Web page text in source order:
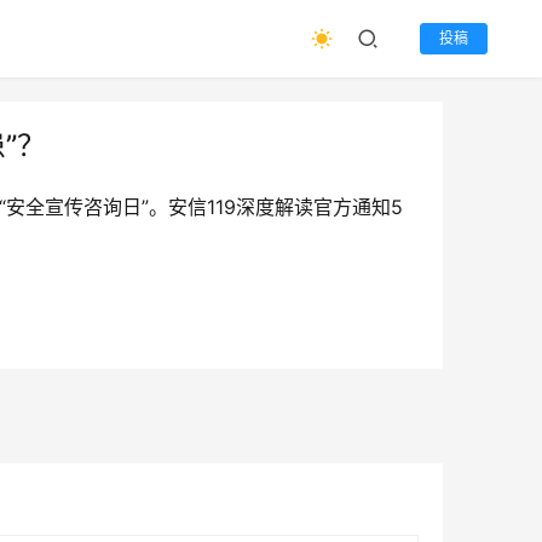
投稿
全宣传咨询日”。安信119深度解读官方通知5